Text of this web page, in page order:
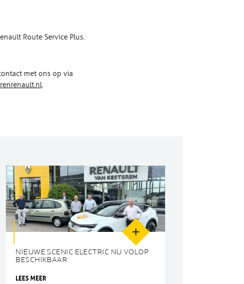
Route Service Plus.
met ons op via
.
NIEUWE SCENIC ELECTRIC NU VOLOP
BESCHIKBAAR
LEES MEER